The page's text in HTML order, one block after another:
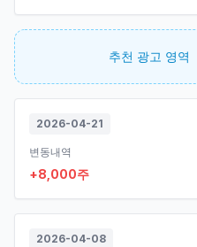
추천 광고 영역
2026-04-21
변동내역
+8,000주
2026-04-08